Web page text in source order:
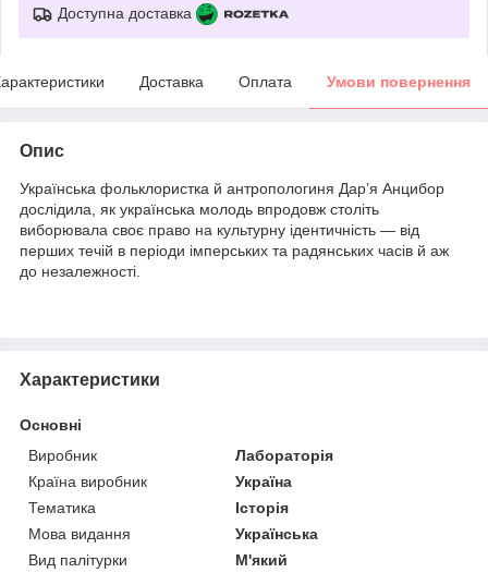
Доступна доставка
Доставка Оплата Умови повернення
Опис
Українська фольклористка й антропологиня Дар’я Анцибор
дослідила, як українська молодь впродовж століть
виборювала своє право на культурну ідентичність — від
перших течій в періоди імперських та радянських часів й аж
до незалежності.
Характеристики
Основні
Виробник
Лабораторія
Країна виробник
Україна
Тематика
Історія
Мова видання
Українська
Вид палітурки
М'який